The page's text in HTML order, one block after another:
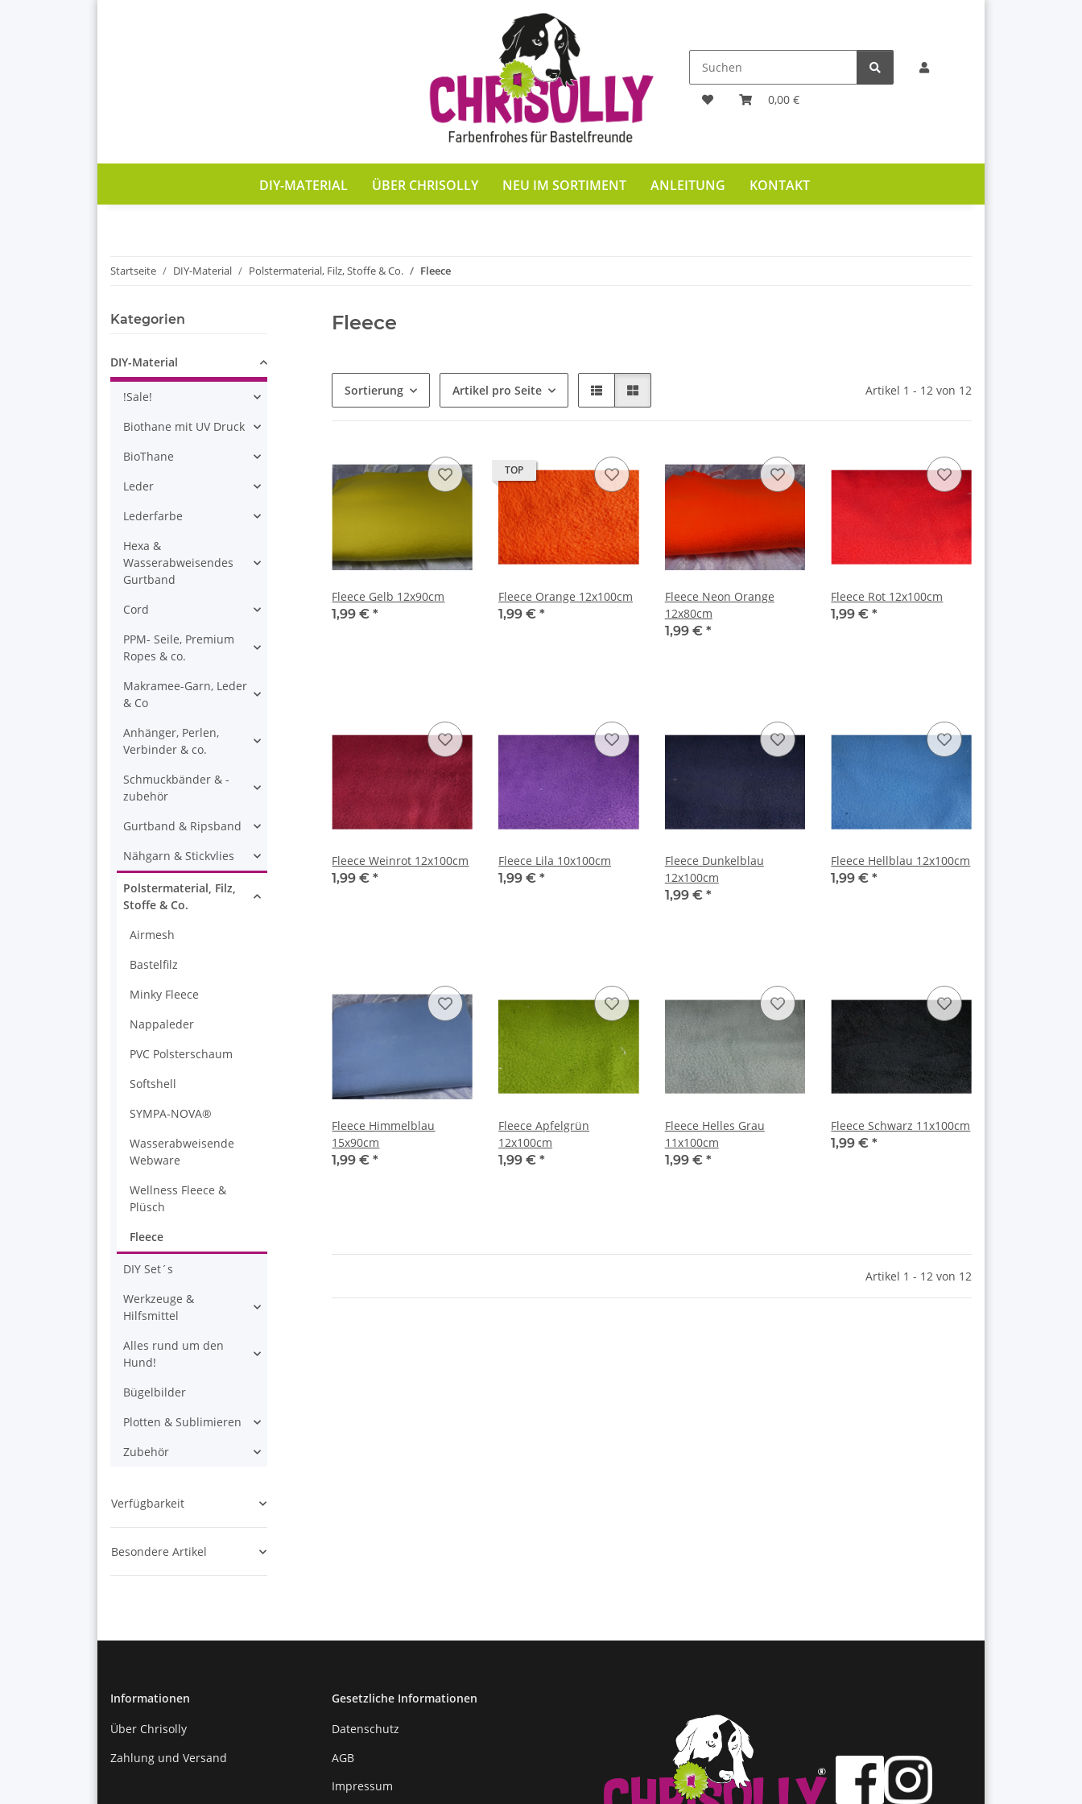
0,00 €
DIY-MATERIAL ÜBER CHRISOLLY NEU IM SORTIMENT ANLEITUNG KONTAKT
Startseite DIY-Material Polstermaterial, Filz, Stoffe & Co. Fleece
Fleece
Sortierung Artikel pro Seite Artikel 1 - 12 von 12
Fleece Gelb 12x90cm
1,99 €*
TOP
Fleece Orange 12x100cm
1,99 €*
Fleece Neon Orange
12x80cm
1,99 € *
Fleece Rot 12x100cm
1,99 €*
Fleece Weinrot 12x100cm
1,99 €*
Fleece Lila 10x100cm
1,99 €*
Fleece Dunkelblau
12x100cm
1,99 € *
Fleece Hellblau 12x100cm
1,99 €*
Fleece Himmelblau
15x90cm
1,99 €*
Fleece Apfelgrün
12x100cm
1,99 €*
Fleece Helles Grau
11x100cm
1,99 € *
Fleece Schwarz 11x100cm
1,99 €*
Artikel 1 - 12 von 12
Kategorien
DIY-Material
!Sale!
Biothane mit UV Druck
BioThane
Leder
Lederfarbe
Hexa &
Wasserabweisendes
Gurtband
Cord
PPM- Seile, Premium
Ropes & co.
Makramee-Garn, Leder
& Co
Anhänger, Perlen,
Verbinder & co.
Schmuckbänder & -
zubehör
Gurtband & Ripsband
Nähgarn & Stickvlies
Polstermaterial, Filz,
Stoffe & Co.
Airmesh
Bastelfilz
Minky Fleece
Nappaleder
PVC Polsterschaum
Softshell
SYMPA-NOVA®
Wasserabweisende
Webware
Wellness Fleece &
Plüsch
Fleece
DIY Set´s
Werkzeuge &
Hilfsmittel
Alles rund um den
Hund!
Bügelbilder
Plotten & Sublimieren
Zubehör
Verfügbarkeit
Besondere Artikel
Informationen
Über Chrisolly
Zahlung und Versand
Gesetzliche Informationen
Datenschutz
AGB
Impressum